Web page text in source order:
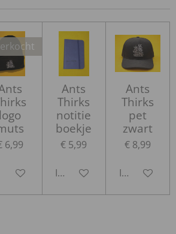
logo
6,99
mij op de hoogte
Ants
Thirks
notitie
boekje
€ 5,99
In winkelwagen
Ants
Thirks
pet
zwart
€ 8,99
In